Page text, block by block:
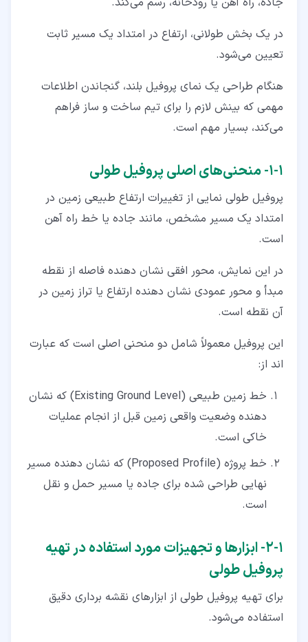
در یک بخش طولانی، ارتفاع در امتداد یک مسیر ثابت
تعیین می‌شود.
هنگام طراحی یک نمای پروفیل بلند، گنجاندن اطلاعات
مهمی که بینش لازم را برای تیم ساخت و ساز فراهم
می‌کند، بسیار مهم است.
۱‏-‏۱‏- منحنی‌های اصلی پروفیل طولی
پروفیل طولی نمایی از تغییرات ارتفاع طبیعی زمین در
امتداد یک مسیر مشخص، مانند جاده یا خط راه‌ آهن
است.
در این نمایش، محور افقی نشان ‌دهنده فاصله از نقطه
مبدأ و محور عمودی نشان‌ دهنده ارتفاع یا تراز زمین در
آن نقطه است.
این پروفیل معمولاً شامل دو منحنی اصلی است که عبارت
اند از:
خط زمین طبیعی (Existing Ground Level) که نشان‌
دهنده وضعیت واقعی زمین قبل از انجام عملیات
خاکی است.
خط پروژه (Proposed Profile) که نشان‌ دهنده مسیر
نهایی طراحی ‌شده برای جاده یا مسیر حمل‌ و نقل
است.
۱‏-‏۲‏- ابزارها و تجهیزات مورد استفاده در تهیه
پروفیل طولی
برای تهیه پروفیل طولی از ابزارهای نقشه ‌برداری دقیق
استفاده می‌شود.